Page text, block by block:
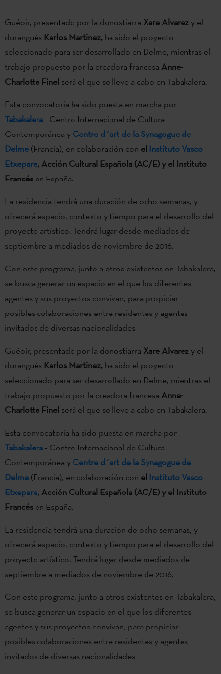
Guéoir, presentado por la donostiarra Xare Alvarez y el
durangués Karlos Martinez, ha sido el proyecto
seleccionado para ser desarrollado en Delme, mientras el
trabajo propuesto por la creadora francesa Anne-
Charlotte Finel será el que se lleve a cabo en Tabakalera.
Esta convocatoria ha sido puesta en marcha por
Tabakalera - Centro Internacional de Cultura
Contemporánea y Centre d´art de la Synagogue de
Delme (Francia), en colaboración con el Instituto Vasco
Etxepare, Acción Cultural Española (AC/E) y el Instituto
Francés en España.
La residencia tendrá una duración de ocho semanas, y
ofrecerá espacio, contexto y tiempo para el desarrollo del
proyecto artístico. Tendrá lugar desde mediados de
septiembre a mediados de noviembre de 2016.
Con este programa, junto a otros existentes en Tabakalera,
se busca generar un espacio en el que los diferentes
agentes y sus proyectos convivan, para propiciar
posibles colaboraciones entre residentes y agentes
invitados de diversas nacionalidades
Guéoir, presentado por la donostiarra Xare Alvarez y el
durangués Karlos Martinez, ha sido el proyecto
seleccionado para ser desarrollado en Delme, mientras el
trabajo propuesto por la creadora francesa Anne-
Charlotte Finel será el que se lleve a cabo en Tabakalera.
Esta convocatoria ha sido puesta en marcha por
Tabakalera - Centro Internacional de Cultura
Contemporánea y Centre d´art de la Synagogue de
Delme (Francia), en colaboración con el Instituto Vasco
Etxepare, Acción Cultural Española (AC/E) y el Instituto
Francés en España.
La residencia tendrá una duración de ocho semanas, y
ofrecerá espacio, contexto y tiempo para el desarrollo del
proyecto artístico. Tendrá lugar desde mediados de
septiembre a mediados de noviembre de 2016.
Con este programa, junto a otros existentes en Tabakalera,
se busca generar un espacio en el que los diferentes
agentes y sus proyectos convivan, para propiciar
posibles colaboraciones entre residentes y agentes
invitados de diversas nacionalidades